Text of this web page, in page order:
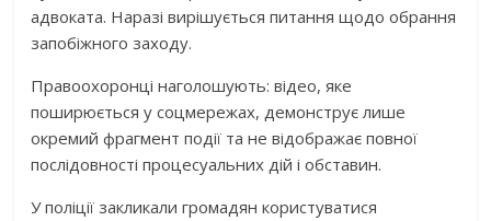
адвоката. Наразі вирішується питання щодо обрання
запобіжного заходу.
Правоохоронці наголошують: відео, яке
поширюється у соцмережах, демонструє лише
окремий фрагмент події та не відображає повної
послідовності процесуальних дій і обставин.
У поліції закликали громадян користуватися